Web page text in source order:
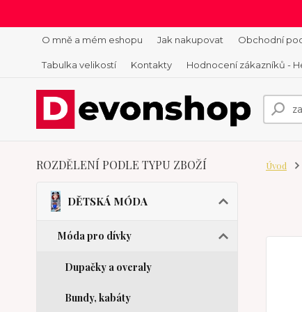
O mně a mém eshopu Jak nakupovat Obchodní
Tabulka velikostí Kontakty Hodnocení zákazníků -
ROZDĚLENÍ PODLE TYPU ZBOŽÍ
DĚTSKÁ MÓDA
Móda pro dívky
Dupačky a overaly
Bundy, kabáty
Úvod